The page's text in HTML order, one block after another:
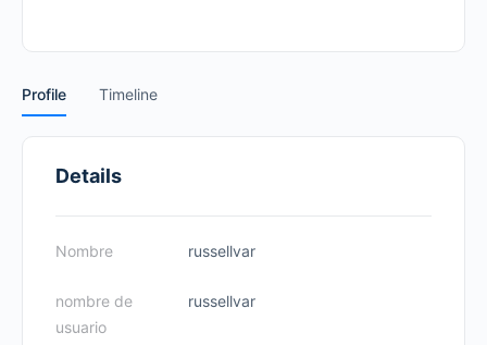
Profile Timeline
Details
Nombre russellvar
nombre de
usuario
russellvar